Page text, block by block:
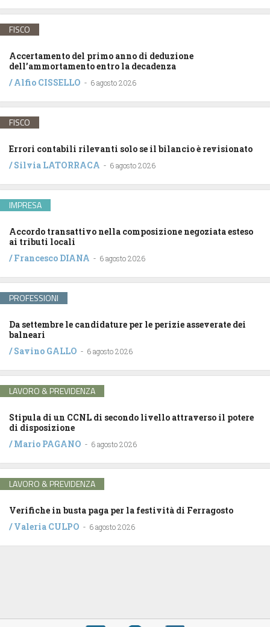
FISCO
Accertamento del primo anno di deduzione
dell’ammortamento entro la decadenza
/Alfio CISSELLO - 6 agosto 2026
FISCO
Errori contabili rilevanti solo se il bilancio è revisionato
/Silvia LATORRACA - 6 agosto 2026
IMPRESA
Accordo transattivo nella composizione negoziata esteso
ai tributi locali
/Francesco DIANA - 6 agosto 2026
PROFESSIONI
Da settembre le candidature per le perizie asseverate dei
balneari
/Savino GALLO - 6 agosto 2026
LAVORO & PREVIDENZA
Stipula di un CCNL di secondo livello attraverso il potere
di disposizione
/Mario PAGANO - 6 agosto 2026
LAVORO & PREVIDENZA
Verifiche in busta paga per la festività di Ferragosto
/Valeria CULPO - 6 agosto 2026